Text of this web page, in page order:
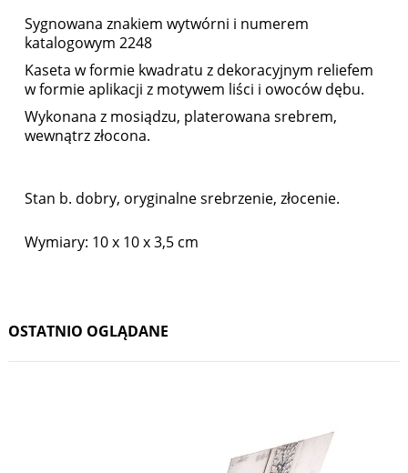
Sygnowana znakiem wytwórni i numerem
katalogowym 2248
Kaseta w formie kwadratu z dekoracyjnym reliefem
w formie aplikacji z motywem liści i owoców dębu.
Wykonana z mosiądzu, platerowana srebrem,
wewnątrz złocona.
Stan b. dobry, oryginalne srebrzenie, złocenie.
Wymiary: 10 x 10 x 3,5 cm
OSTATNIO OGLĄDANE